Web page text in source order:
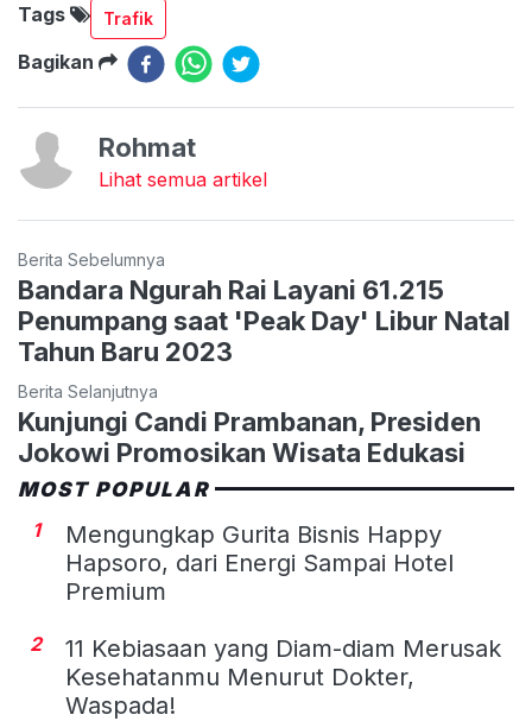
Tags Trafik
Bagikan
Rohmat
Lihat semua artikel
Berita Sebelumnya
Bandara Ngurah Rai Layani 61.215
Penumpang saat 'Peak Day' Libur Natal
Tahun Baru 2023
Berita Selanjutnya
Kunjungi Candi Prambanan, Presiden
Jokowi Promosikan Wisata Edukasi
MOST POPULAR
1
Mengungkap Gurita Bisnis Happy
Hapsoro, dari Energi Sampai Hotel
Premium
2
11 Kebiasaan yang Diam-diam Merusak
Kesehatanmu Menurut Dokter,
Waspada!